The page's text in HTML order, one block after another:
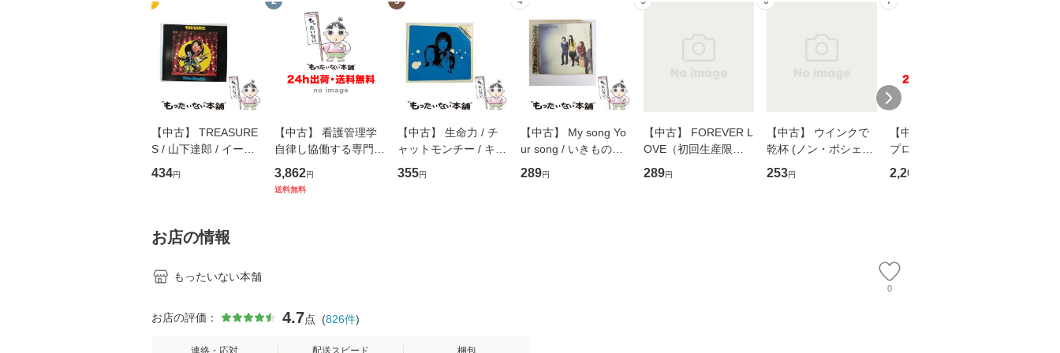
【中古】 TREASURE
S / 山下達郎 / イース
トウエスト・ジャパン
[CD]【メール便送料無
434円
【中古】 看護管理学
自律し協働する専門職
の看護マネジメントス
キル 改訂第3版 (看護
3,862円
送料無料
【中古】 生命力 / チ
ャットモンチー / キュ
ーンレコード [CD]
【メール便送料無料】
355円
【中古】 My song Yo
ur song / いきものが
かり / [CD]【メール便
送料無料】
289円
【中古】 FOREVER L
OVE（初回生産限定
盤） / 清水翔太×加藤
ミリヤ / [CD]【メール
289円
【中古】 ウインクで
乾杯 (ノン・ポシェッ
ト) / 東野圭吾 / 祥伝
社 [文庫]【メール便送
253円
【中古】 野ブタ。を
プロデュース [DVD-B
OX] / バップ [DVD]
【メール便送料無料】
2,266
お店の情報
もったいない本舗
0
お店の評価： 4.7点 (826件)